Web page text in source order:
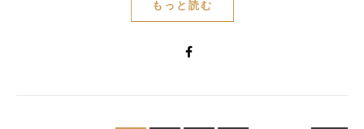
もっと読む